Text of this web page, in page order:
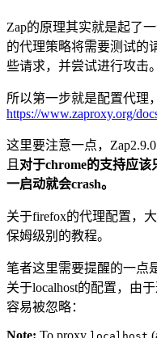
Zap的原理其实就是起了
的代理策略将需要测试的
些请求，并尝试进行攻击。
所以第一步就是配置代理
https://www.zaproxy.org/
这里要注意一点，
且对于chrome的支持应该
一启动就会crash。
关于firefox的代理配置，
保姆级别的教程。
笔者这里需要提醒的一点
关于localhost的配置，由
容易被忽略：